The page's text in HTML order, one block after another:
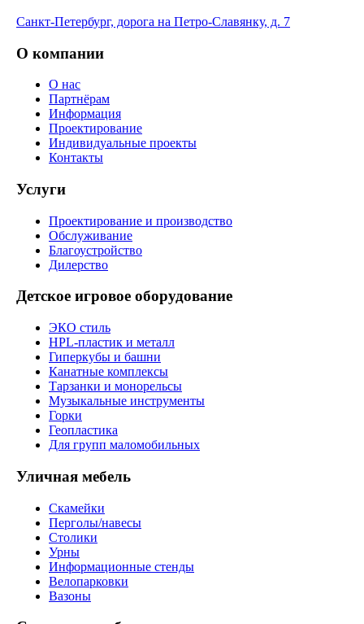
Санкт-Петербург, дорога на Петро-Славянку, д. 7
О компании
О нас
Партнёрам
Информация
Проектирование
Индивидуальные проекты
Контакты
Услуги
Проектирование и производство
Обслуживание
Благоустройство
Дилерство
Детское игровое оборудование
ЭКО стиль
HPL-пластик и металл
Гиперкубы и башни
Канатные комплексы
Тарзанки и монорельсы
Музыкальные инструменты
Горки
Геопластика
Для групп маломобильных
Уличная мебель
Скамейки
Перголы/навесы
Столики
Урны
Информационные стенды
Велопарковки
Вазоны